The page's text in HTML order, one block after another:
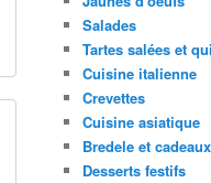
Gâteau roumain de
Salades
Tartes salées et
Cuisine italienne
Crevettes
Cuisine asiatique
Bredele et
Desserts festifs